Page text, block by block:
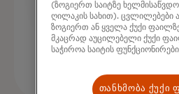
(ზოგიერთ საიტზე
ღილაკის სახით). ცვლილებები
ზოგიერთ ან ყველა ქუქი
მკაცრად აუცილებელი ქუქი
საჭიროა საიტის
თანხმობა ქუქი